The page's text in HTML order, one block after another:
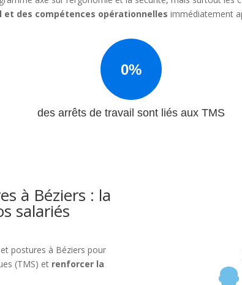
des compétences opérationnelles immédiatement
0%
des arrêts de travail sont liés aux TMS
à Béziers : la
salariés
postures à Béziers pour
(TMS) et renforcer la